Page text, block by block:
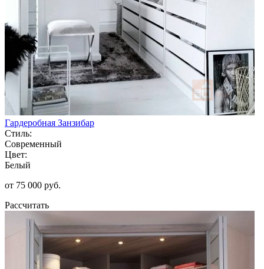
Гардеробная Занзибар
Стиль:
Современный
Цвет:
Белый
от 75 000 руб.
Рассчитать